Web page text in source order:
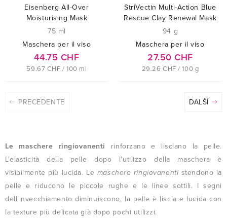
Eisenberg All-Over
Moisturising Mask
75 ml
Maschera per il viso
44.75 CHF
59.67 CHF / 100 ml
StriVectin Multi-Action Blue
Rescue Clay Renewal Mask
94 g
Maschera per il viso
27.50 CHF
29.26 CHF / 100 g
PRECEDENTE DALŠÍ
Le maschere ringiovanenti
rinforzano e lisciano la pelle.
L'elasticità della pelle dopo l'utilizzo della maschera è
visibilmente più lucida. Le maschere ringiovanentistendono la
pelle e riducono le piccole rughe e le linee sottili. I segni
dell'invecchiamento diminuiscono, la pelle è liscia e lucida con
la texture più delicata già dopo pochi utilizzi.